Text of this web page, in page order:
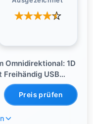
Omnidirektional: 1D
Freihändig USB
Plug-and-Play
Preis prüfen